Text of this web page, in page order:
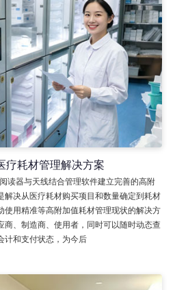
疗耗材管理解决方案
读器与天线结合管理软件建立完善的高附
解决从医疗耗材购买项目和数量确定到耗材
使用精准等高附加值耗材管理现状的解决方
商、制造商、使用者，同时可以随时动态查
计和支付状态，为今后